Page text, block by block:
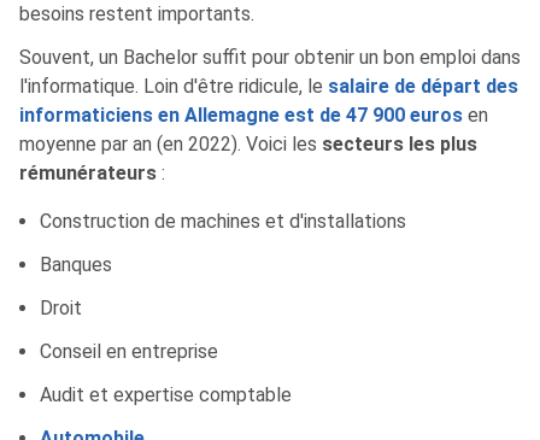
besoins restent importants.
Souvent, un Bachelor suffit pour obtenir un bon emploi dans
l'informatique. Loin d'être ridicule, le salaire de départ des
informaticiens en Allemagne est de 47 900 euros en
moyenne par an (en 2022). Voici les secteurs les plus
rémunérateurs :
Construction de machines et d'installations
Banques
Droit
Conseil en entreprise
Audit et expertise comptable